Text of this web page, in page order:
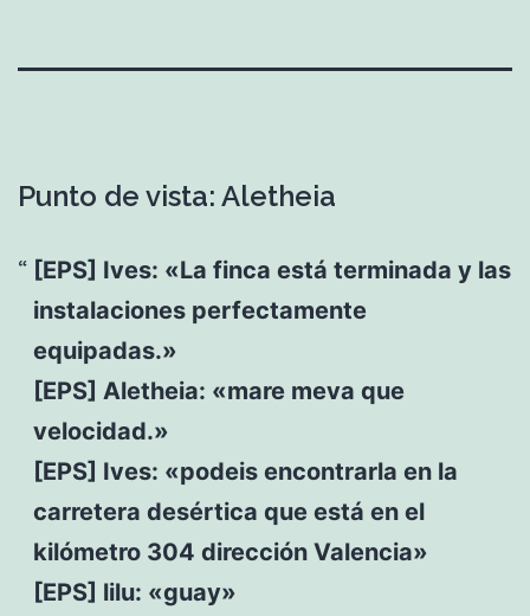
Punto de vista: Aletheia
[EPS] Ives: «La finca está terminada y las
instalaciones perfectamente
equipadas.»
[EPS] Aletheia: «mare meva que
velocidad.»
[EPS] Ives: «podeis encontrarla en la
carretera desértica que está en el
kilómetro 304 dirección Valencia»
[EPS] lilu: «guay»